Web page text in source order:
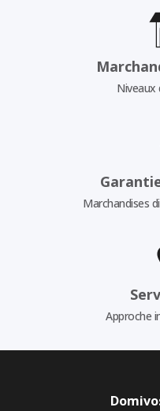
Niveaux
Marchandises
Approche